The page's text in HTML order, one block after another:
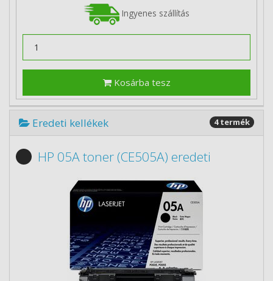
Ingyenes szállítás
Kosárba tesz
Eredeti kellékek 4 termék
HP 05A toner (CE505A) eredeti